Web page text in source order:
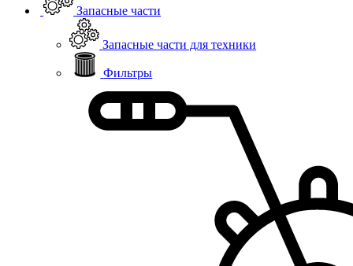
Запасные части
Запасные части для техники
Фильтры